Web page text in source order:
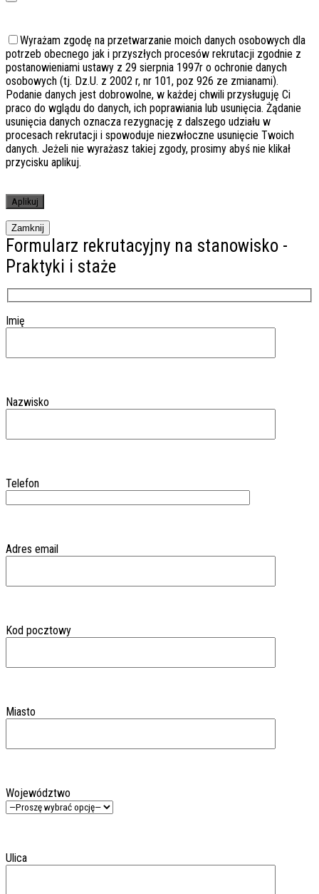
Wyrażam zgodę na przetwarzanie moich danych osobowych dla
potrzeb obecnego jak i przyszłych procesów rekrutacji zgodnie z
postanowieniami ustawy z 29 sierpnia 1997r o ochronie danych
osobowych (tj. Dz.U. z 2002 r, nr 101, poz 926 ze zmianami).
Podanie danych jest dobrowolne, w każdej chwili przysługuję Ci
praco do wglądu do danych, ich poprawiania lub usunięcia. Żądanie
usunięcia danych oznacza rezygnację z dalszego udziału w
procesach rekrutacji i spowoduje niezwłoczne usunięcie Twoich
danych. Jeżeli nie wyrażasz takiej zgody, prosimy abyś nie klikał
przycisku aplikuj.
Zamknij
Formularz rekrutacyjny na stanowisko -
Praktyki i staże
Imię
Nazwisko
Telefon
Adres email
Kod pocztowy
Miasto
Województwo
Ulica